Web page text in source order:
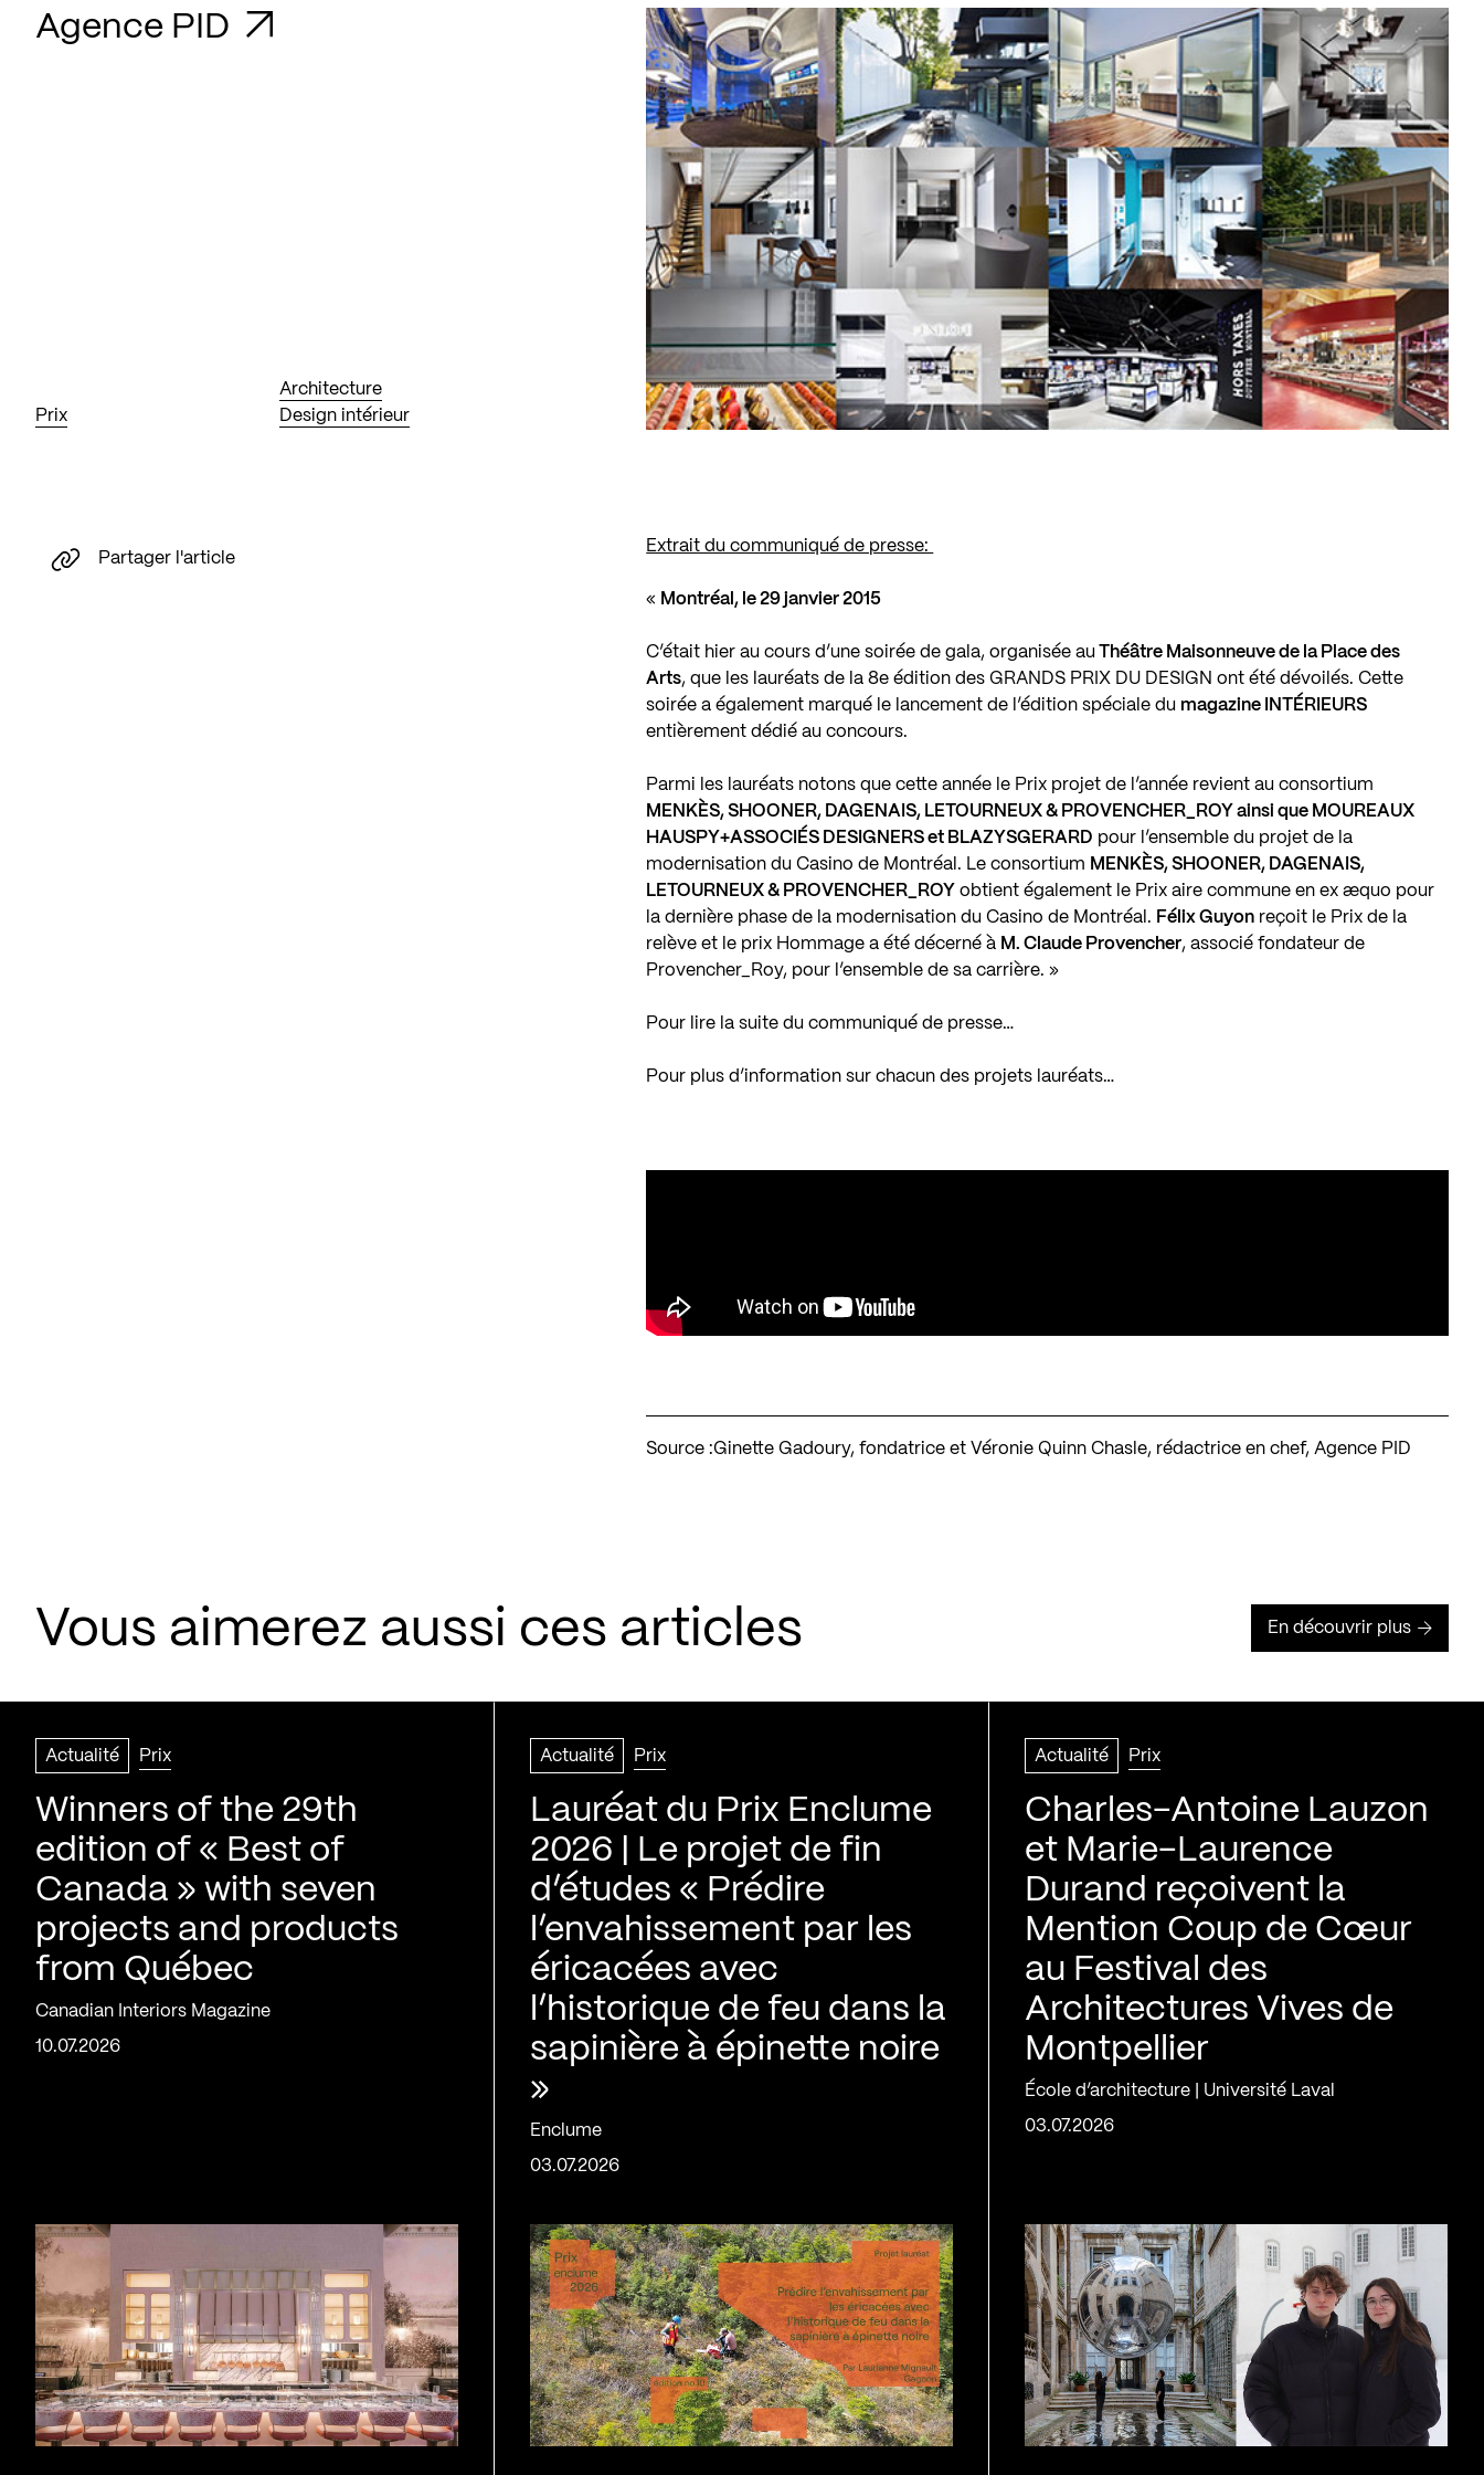
Agence PID
Prix
Architecture
Design intérieur
Extrait du communiqué de presse:
« Montréal, le 29 janvier 2015
C’était hier au cours d’une soirée de gala, organisée au Théâtre Maisonneuve de la Place des
Arts, que les lauréats de la 8e édition des GRANDS PRIX DU DESIGN ont été dévoilés. Cette
soirée a également marqué le lancement de l’édition spéciale du magazine INTÉRIEURS
entièrement dédié au concours.
Parmi les lauréats notons que cette année le Prix projet de l’année revient au consortium
MENKÈS,SHOONER, DAGENAIS, LETOURNEUX & PROVENCHER_ROY ainsi que MOUREAUX
HAUSPY+ASSOCIÉS DESIGNERS et BLAZYSGERARD pour l’ensemble du projet de la
modernisation du Casino de Montréal. Le consortium MENKÈS, SHOONER, DAGENAIS,
LETOURNEUX & PROVENCHER_ROY obtient également le Prix aire commune en ex æquo pour
la dernière phase de la modernisation du Casino de Montréal. Félix Guyon reçoit le Prix de la
relève et le prix Hommage a été décerné à M. Claude Provencher, associé fondateur de
Provencher_Roy, pour l’ensemble de sa carrière. »
Pour lire la suite du communiqué de presse…
Pour plus d’information sur chacun des projets lauréats…
Source :Ginette Gadoury, fondatrice et Véronie Quinn Chasle, rédactrice en chef, Agence PID
Partager l'article
Vous aimerez aussi ces articles En découvrir plus
Actualité Prix
Winners of the 29th
edition of « Best of
Canada » with seven
projects and products
from Québec
Canadian Interiors Magazine
10.07.2026
Actualité Prix
Lauréat du Prix Enclume
2026 | Le projet de fin
d’études « Prédire
l’envahissement par les
éricacées avec
l’historique de feu dans la
sapinière à épinette noire
»
Enclume
03.07.2026
Actualité Prix
Charles-Antoine Lauzon
et Marie-Laurence
Durand reçoivent la
Mention Coup de Cœur
au Festival des
Architectures Vives de
Montpellier
École d’architecture | Université Laval
03.07.2026